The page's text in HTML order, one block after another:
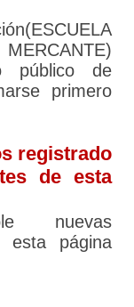
público de
primero
registrado
de esta
nuevas
esta página